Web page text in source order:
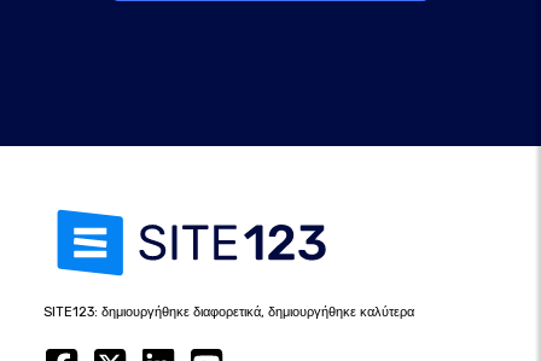
SITE123: δημιουργήθηκε διαφορετικά, δημιουργήθηκε καλύτερα